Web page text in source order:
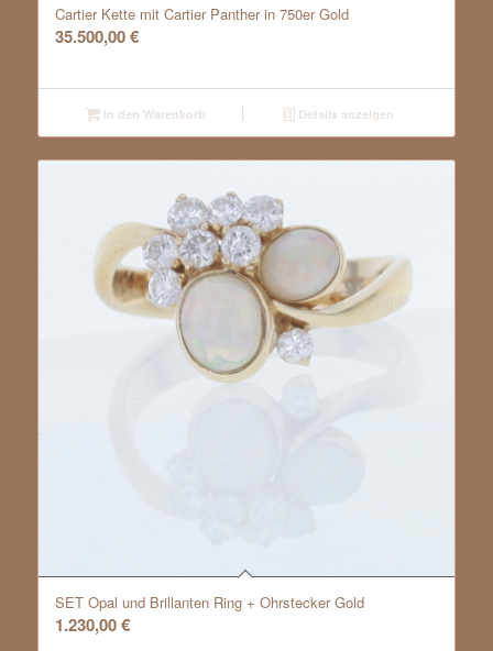
Cartier Kette mit Cartier Panther in 750er Gold
35.500,00€
In den Warenkorb Details anzeigen
SET Opal und Brillanten Ring + Ohrstecker Gold
1.230,00€